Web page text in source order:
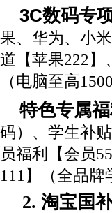
3C数码专
果、华为、小
道【苹果222】
（电脑至高
特色专属福
码）、学生补
员福利【会员
111】（全品牌
2. 淘宝国